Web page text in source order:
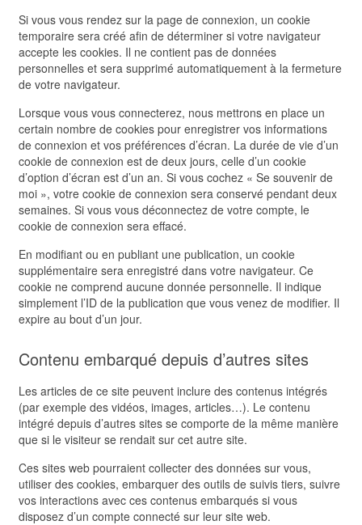
Si vous vous rendez sur la page de connexion, un cookie
temporaire sera créé afin de déterminer si votre navigateur
accepte les cookies. Il ne contient pas de données
personnelles et sera supprimé automatiquement à la fermeture
de votre navigateur.
Lorsque vous vous connecterez, nous mettrons en place un
certain nombre de cookies pour enregistrer vos informations
de connexion et vos préférences d’écran. La durée de vie d’un
cookie de connexion est de deux jours, celle d’un cookie
d’option d’écran est d’un an. Si vous cochez « Se souvenir de
moi », votre cookie de connexion sera conservé pendant deux
semaines. Si vous vous déconnectez de votre compte, le
cookie de connexion sera effacé.
En modifiant ou en publiant une publication, un cookie
supplémentaire sera enregistré dans votre navigateur. Ce
cookie ne comprend aucune donnée personnelle. Il indique
simplement l’ID de la publication que vous venez de modifier. Il
expire au bout d’un jour.
Contenu embarqué depuis d’autres sites
Les articles de ce site peuvent inclure des contenus intégrés
(par exemple des vidéos, images, articles…). Le contenu
intégré depuis d’autres sites se comporte de la même manière
que si le visiteur se rendait sur cet autre site.
Ces sites web pourraient collecter des données sur vous,
utiliser des cookies, embarquer des outils de suivis tiers, suivre
vos interactions avec ces contenus embarqués si vous
disposez d’un compte connecté sur leur site web.